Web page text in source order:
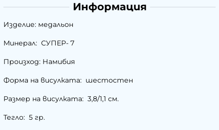
Информация
Изделие: медальон
Минерал: СУПЕР- 7
Произход: Намибия
Форма на висулката: шестостен
Размер на висулката: 3,8/1,1 см.
Тегло: 5 гр.